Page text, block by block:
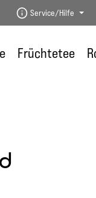
Service/Hilfe
Früchtetee